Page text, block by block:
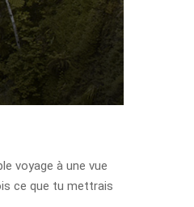
voyage à une vue
ce que tu mettrais